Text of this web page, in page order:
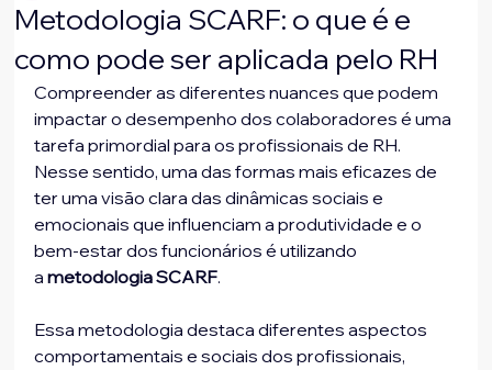
Metodologia SCARF: o que é e
como pode ser aplicada pelo RH
Compreender as diferentes nuances que podem
impactar o desempenho dos colaboradores é uma
tarefa primordial para os profissionais de RH.
Nesse sentido, uma das formas mais eficazes de
ter uma visão clara das dinâmicas sociais e
emocionais que influenciam a produtividade e o
bem-estar dos funcionários é utilizando
a metodologia SCARF.
Essa metodologia destaca diferentes aspectos
comportamentais e sociais dos profissionais,